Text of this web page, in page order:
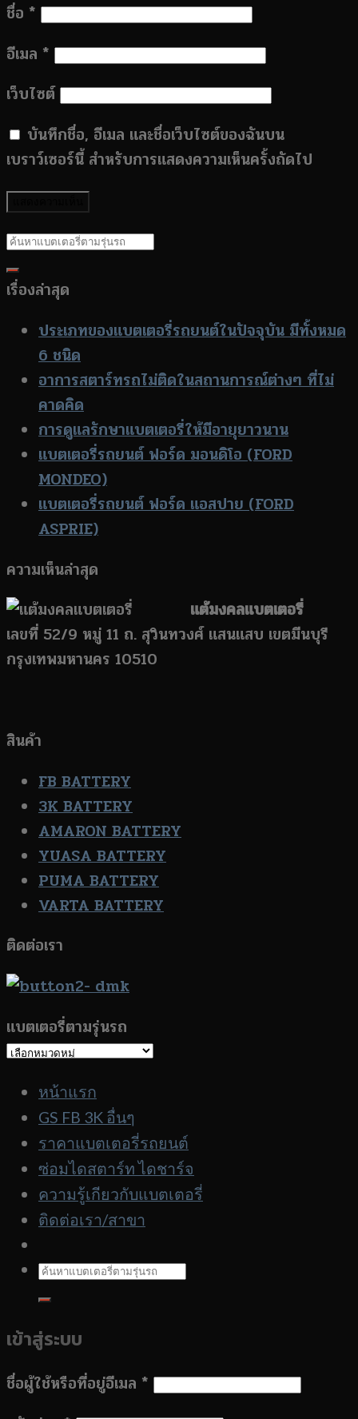
ชื่อ *
อีเมล *
เว็บไซต์
บันทึกชื่อ, อีเมล และชื่อเว็บไซต์ของฉันบน
เบราว์เซอร์นี้ สำหรับการแสดงความเห็นครั้งถัดไป
เรื่องล่าสุด
ประเภทของแบตเตอรี่รถยนต์ในปัจจุบัน มีทั้งหมด
6 ชนิด
อาการสตาร์ทรถไม่ติดในสถานการณ์ต่างๆ ที่ไม่
คาดคิด
การดูแลรักษาแบตเตอรี่ให้มีอายุยาวนาน
แบตเตอรี่รถยนต์ ฟอร์ด มอนดิโอ (FORD
MONDEO)
แบตเตอรี่รถยนต์ ฟอร์ด แอสปาย (FORD
ASPRIE)
ความเห็นล่าสุด
แต้มงคลแบตเตอรี่
เลขที่ 52/9 หมู่ 11 ถ. สุวินทวงศ์ แสนแสบ เขตมีนบุรี
กรุงเทพมหานคร 10510
สินค้า
FB BATTERY
3K BATTERY
AMARON BATTERY
YUASA BATTERY
PUMA BATTERY
VARTA BATTERY
ติดต่อเรา
แบตเตอรี่ตามรุ่นรถ
แบตเตอรี่
รุ่น
รถ
หน้าแรก
GS FB 3K อื่นๆ
ราคาแบตเตอรี่รถยนต์
ซ่อมไดสตาร์ท ไดชาร์จ
ความรู้เกียวกับแบตเตอรี่
ติดต่อเรา/สาขา
ค้นหา:
เข้าสู่ระบบ
ชื่อผู้ใช้หรือที่อยู่อีเมล *